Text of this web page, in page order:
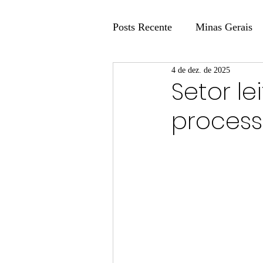
Posts Recente Minas Gerais
Coluna Fatos e Versões
Coluna: Agenda 21
Setor
4 de dez. de 2025